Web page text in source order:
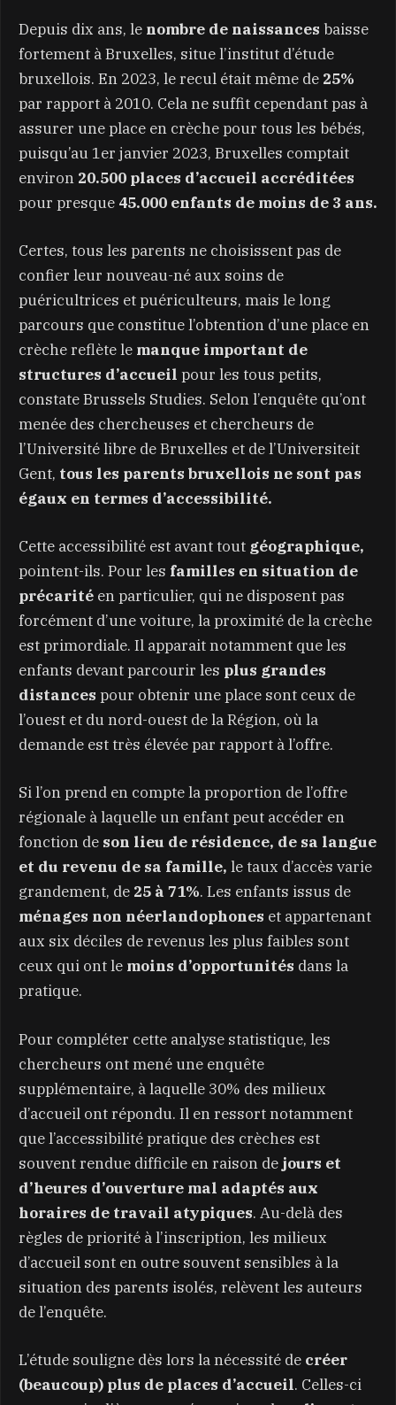
Depuis dix ans, le nombre de naissances baisse
fortement à Bruxelles, situe l’institut d’étude
bruxellois. En 2023, le recul était même de 25%
par rapport à 2010. Cela ne suffit cependant pas à
assurer une place en crèche pour tous les bébés,
puisqu’au 1er janvier 2023, Bruxelles comptait
environ 20.500 places d’accueil accréditées
pour presque 45.000 enfants de moins de 3 ans.
Certes, tous les parents ne choisissent pas de
confier leur nouveau-né aux soins de
puéricultrices et puériculteurs, mais le long
parcours que constitue l’obtention d’une place en
crèche reflète le manque important de
structures d’accueil pour les tous petits,
constate Brussels Studies. Selon l’enquête qu’ont
menée des chercheuses et chercheurs de
l’Université libre de Bruxelles et de l’Universiteit
Gent, tous les parents bruxellois ne sont pas
égaux en termes d’accessibilité.
Cette accessibilité est avant tout géographique,
pointent-ils. Pour les familles en situation de
précarité en particulier, qui ne disposent pas
forcément d’une voiture, la proximité de la crèche
est primordiale. Il apparait notamment que les
enfants devant parcourir les plus grandes
distances pour obtenir une place sont ceux de
l’ouest et du nord-ouest de la Région, où la
demande est très élevée par rapport à l’offre.
Si l’on prend en compte la proportion de l’offre
régionale à laquelle un enfant peut accéder en
fonction de son lieu de résidence, de sa langue
et du revenu de sa famille, le taux d’accès varie
grandement, de 25 à 71%. Les enfants issus de
ménages non néerlandophones et appartenant
aux six déciles de revenus les plus faibles sont
ceux qui ont le moins d’opportunités dans la
pratique.
Pour compléter cette analyse statistique, les
chercheurs ont mené une enquête
supplémentaire, à laquelle 30% des milieux
d’accueil ont répondu. Il en ressort notamment
que l’accessibilité pratique des crèches est
souvent rendue difficile en raison de jours et
d’heures d’ouverture mal adaptés aux
horaires de travail atypiques. Au-delà des
règles de priorité à l’inscription, les milieux
d’accueil sont en outre souvent sensibles à la
situation des parents isolés, relèvent les auteurs
de l’enquête.
L’étude souligne dès lors la nécessité de créer
(beaucoup) plus de places d’accueil. Celles-ci